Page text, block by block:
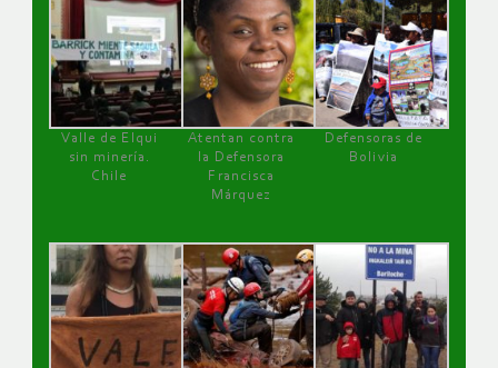
Valle de Elqui
sin minería.
Chile
Atentan contra
la Defensora
Francisca
Márquez
Defensoras de
Bolivia